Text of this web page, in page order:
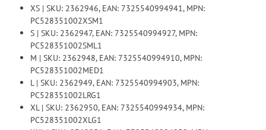
XS | SKU: 2362946, EAN: 7325540994941, MPN:
PC528351002XSM1
S | SKU: 2362947, EAN: 7325540994927, MPN:
PC528351002SML1
M | SKU: 2362948, EAN: 7325540994910, MPN:
PC528351002MED1
L | SKU: 2362949, EAN: 7325540994903, MPN:
PC528351002LRG1
XL | SKU: 2362950, EAN: 7325540994934, MPN:
PC528351002XLG1